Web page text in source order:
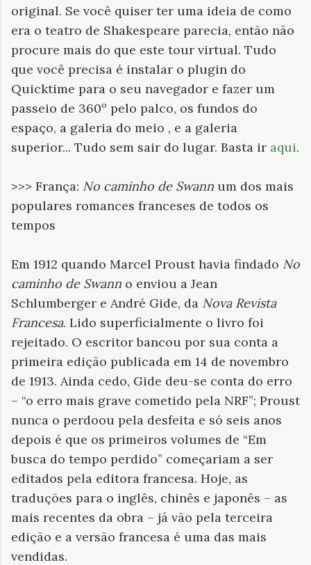
original. Se você quiser ter uma ideia de como
era o teatro de Shakespeare parecia, então não
procure mais do que este tour virtual. Tudo
que você precisa é instalar o plugin do
Quicktime para o seu navegador e fazer um
passeio de 360º pelo palco, os fundos do
espaço, a galeria do meio , e a galeria
superior... Tudo sem sair do lugar. Basta ir aqui.
>>> França: No caminho de Swann um dos mais
populares romances franceses de todos os
tempos
Em 1912 quando Marcel Proust havia findado No
caminho de Swann o enviou a Jean
Schlumberger e André Gide, da Nova Revista
Francesa. Lido superficialmente o livro foi
rejeitado. O escritor bancou por sua conta a
primeira edição publicada em 14 de novembro
de 1913. Ainda cedo, Gide deu-se conta do erro
– “o erro mais grave cometido pela NRF”; Proust
nunca o perdoou pela desfeita e só seis anos
depois é que os primeiros volumes de “Em
busca do tempo perdido” começariam a ser
editados pela editora francesa. Hoje, as
traduções para o inglês, chinês e japonês – as
mais recentes da obra – já vão pela terceira
edição e a versão francesa é uma das mais
vendidas.